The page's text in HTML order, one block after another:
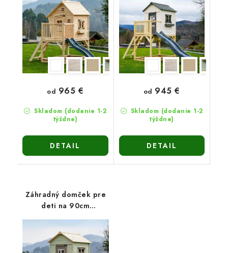
Skladom (dodanie 1-2
týždne)
od 965 €
DETAIL
Skladom (dodanie 1-2
týždne)
od 945 €
DETAIL
Záhradný domček pre
deti na 90cm